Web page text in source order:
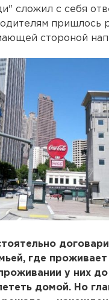
сложил с себя
пришлось
стороной
где
у них до
домой. Но